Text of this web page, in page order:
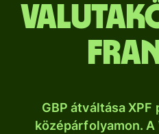
GBP átváltása
középárfolyamon.